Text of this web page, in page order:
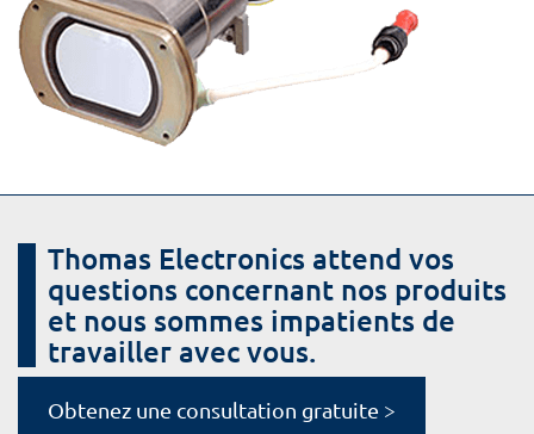
Thomas Electronics attend vos
questions concernant nos produits
et nous sommes impatients de
travailler avec vous.
Obtenez une consultation gratuite >